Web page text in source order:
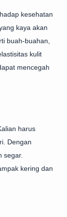
kesehatan
kaya akan
buah-buahan,
kulit
mencegah
harus
Dengan
segar.
kering dan